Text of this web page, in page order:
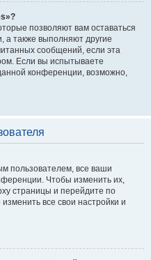
позволяют вам оставаться
а также выполняют другие
сообщений, если эта
Если вы испытываете
конференции, возможно,
пользователем, все ваши
Чтобы изменить их,
страницы и перейдите по
изменить все свои настройки и